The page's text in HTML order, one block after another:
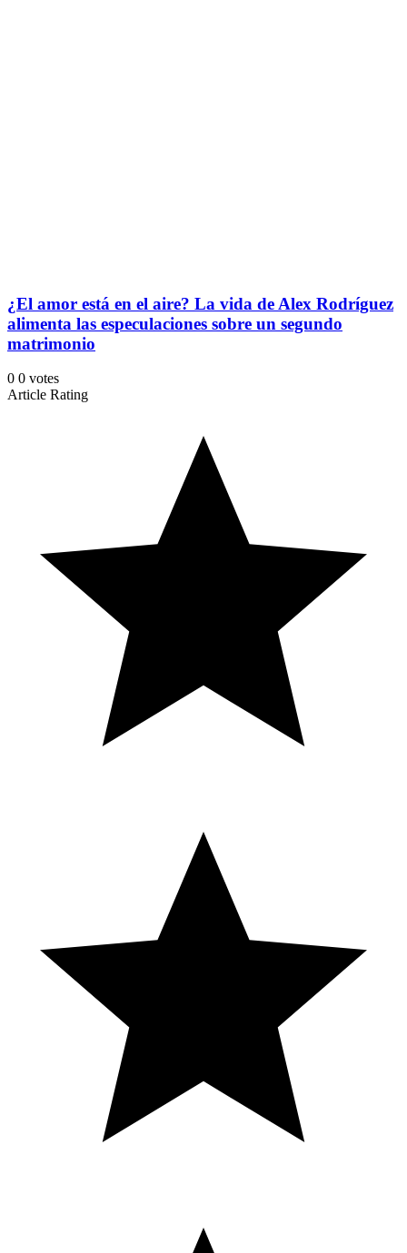
¿El amor está en el aire? La vida de Alex Rodríguez
alimenta las especulaciones sobre un segundo
matrimonio
0 0 votes
Article Rating